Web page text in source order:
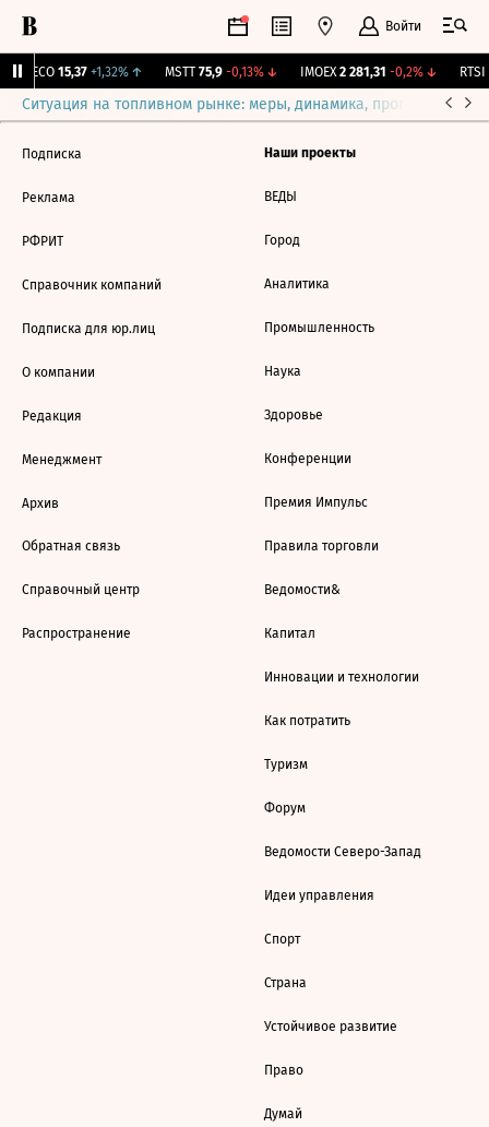
Войти
GECO 15,37 +1,32%↑ MSTT 75,9 -0,13%↓ IMOEX 2 281,31 -0,2%↓ RTSI
Ситуация на топливном рынке: меры, динамика, прогнозы
Подписка
Реклама
РФРИТ
Справочник компаний
Подписка для юр.лиц
О компании
Редакция
Менеджмент
Архив
Обратная связь
Справочный центр
Распространение
Наши проекты
ВЕДЫ
Город
Аналитика
Промышленность
Наука
Здоровье
Конференции
Премия Импульс
Правила торговли
Ведомости&
Капитал
Инновации и технологии
Как потратить
Туризм
Форум
Ведомости Северо-Запад
Идеи управления
Спорт
Страна
Устойчивое развитие
Право
Думай